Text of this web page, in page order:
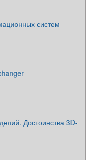
систем
Достоинства 3D-